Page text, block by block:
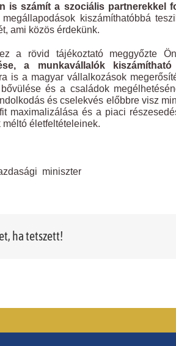
is számít a szociális partnerekkel
megállapodások kiszámíthatóbbá
ami közös érdekünk.
a rövid tájékoztató meggyőzte
a munkavállalók
is a magyar vállalkozások
és a családok
és cselekvés előbbre visz
maximalizálása és a piaci
életfeltételeinek.
miniszter
ha tetszett!